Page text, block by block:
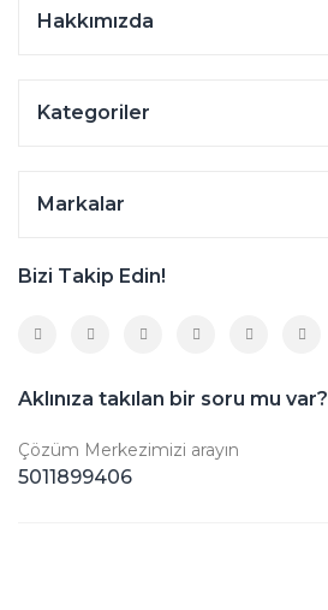
Hakkımızda
Kategoriler
Markalar
Bizi Takip Edin!
Aklınıza takılan bir soru mu var?
Çözüm Merkezimizi arayın
5011899406